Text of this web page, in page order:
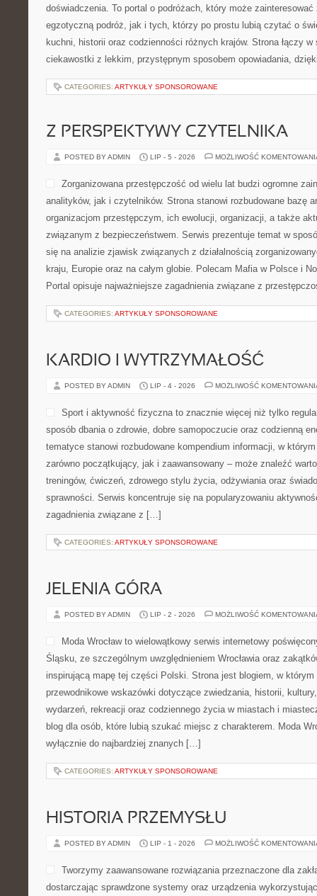
doświadczenia. To portal o podróżach, który może
egzotyczną podróż, jak i tych, którzy po prostu lubią czytać o
kuchni, historii oraz codzienności różnych krajów. Strona łączy w
ciekawostki z lekkim, przystępnym sposobem opowiadania,
CATEGORIES: ARTYKUŁY SPONSOROWANE
Z PERSPEKTYWY CZYTELNIKA
POSTED BY ADMIN LIP - 5 - 2026 MOŻLIWOŚĆ
Zorganizowana przestępczość od wielu lat budzi ogromne
analityków, jak i czytelników. Strona stanowi rozbudowane bazę
organizacjom przestępczym, ich ewolucji, organizacji, a także
związanym z bezpieczeństwem. Serwis prezentuje temat w
się na analizie zjawisk związanych z działalnością
kraju, Europie oraz na całym globie. Polecam Mafia w Polsce i
Portal opisuje najważniejsze zagadnienia związane z
CATEGORIES: ARTYKUŁY SPONSOROWANE
KARDIO I WYTRZYMAŁOŚĆ
POSTED BY ADMIN LIP - 4 - 2026 MOŻLIWOŚĆ
Sport i aktywność fizyczna to znacznie więcej niż tylko
sposób dbania o zdrowie, dobre samopoczucie oraz codzienną
tematyce stanowi rozbudowane kompendium informacji, w
zarówno początkujący, jak i zaawansowany – może znaleźć
treningów, ćwiczeń, zdrowego stylu życia, odżywiania oraz
sprawności. Serwis koncentruje się na popularyzowaniu
zagadnienia związane z […]
CATEGORIES: ARTYKUŁY SPONSOROWANE
JELENIA GÓRA
POSTED BY ADMIN LIP - 2 - 2026 MOŻLIWOŚĆ
Moda Wrocław to wielowątkowy serwis internetowy
Śląsku, ze szczególnym uwzględnieniem Wrocławia oraz
inspirującą mapę tej części Polski. Strona jest blogiem, w
przewodnikowe wskazówki dotyczące zwiedzania, historii,
wydarzeń, rekreacji oraz codziennego życia w miastach i
blog dla osób, które lubią szukać miejsc z charakterem. Moda
wyłącznie do najbardziej znanych […]
CATEGORIES: ARTYKUŁY SPONSOROWANE
HISTORIA PRZEMYSŁU
POSTED BY ADMIN LIP - 1 - 2026 MOŻLIWOŚĆ
Tworzymy zaawansowane rozwiązania przeznaczone dla
dostarczając sprawdzone systemy oraz urządzenia